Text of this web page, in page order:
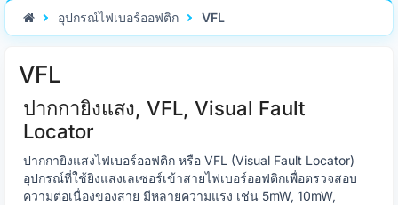
อุปกรณ์ไฟเบอร์ออฟติก VFL
VFL
ปากกายิงแสง, VFL, Visual Fault
Locator
ปากกายิงแสงไฟเบอร์ออฟติก หรือ VFL (Visual Fault Locator)
อุปกรณ์ที่ใช้ยิงแสงเลเซอร์เข้าสายไฟเบอร์ออฟติกเพื่อตรวจสอบ
ความต่อเนื่องของสาย มีหลายความแรง เช่น 5mW, 10mW,